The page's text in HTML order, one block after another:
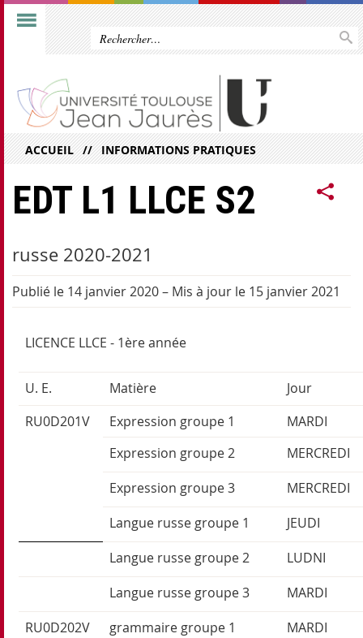
ACCUEIL INFORMATIONS PRATIQUES
EDT L1 LLCE S2
russe 2020-2021
Publié le 14 janvier 2020– Mis à jour le 15 janvier 2021
LICENCE LLCE - 1ère année
U. E. Matière
Jour
RU0D201V
Expression groupe 1
MARDI
Expression groupe 2
MERCREDI
Expression groupe 3
MERCREDI
Langue russe groupe 1
JEUDI
Langue russe groupe 2
LUDNI
Langue russe groupe 3
MARDI
RU0D202V
grammaire groupe 1
MARDI